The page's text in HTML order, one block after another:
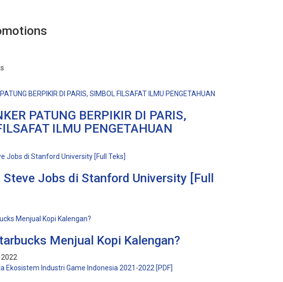
PATUNG BERPIKIR DI PARIS,
ILMU PENGETAHUAN
Jobs di Stanford University [Full
Menjual Kopi Kalengan?